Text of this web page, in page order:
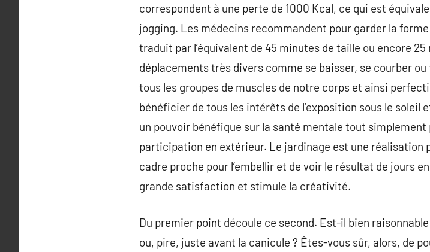
correspondent à une perte de 1000 Kcal, ce qui est
jogging. Les médecins recommandent pour garder la
traduit par l’équivalent de 45 minutes de taille ou encore
déplacements très divers comme se baisser, se courber
tous les groupes de muscles de notre corps et ainsi
bénéficier de tous les intérêts de l’exposition sous le
un pouvoir bénéfique sur la santé mentale tout
participation en extérieur. Le jardinage est une
cadre proche pour l’embellir et de voir le résultat de jours
grande satisfaction et stimule la créativité.
Du premier point découle ce second. Est-il bien
ou, pire, juste avant la canicule ? Êtes-vous sûr, alors, de